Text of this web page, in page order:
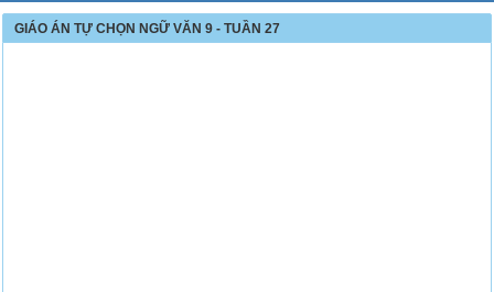
GIÁO ÁN TỰ CHỌN NGỮ VĂN 9 - TUẦN 27